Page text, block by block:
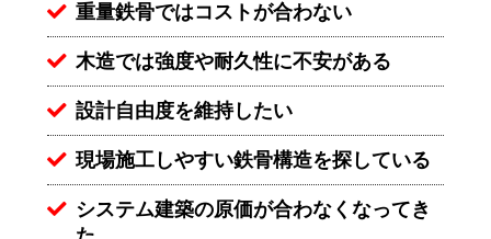
重量鉄骨ではコストが合わない
木造では強度や耐久性に不安がある
設計自由度を維持したい
現場施工しやすい鉄骨構造を探している
システム建築の原価が合わなくなってき